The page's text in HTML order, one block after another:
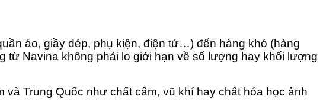
áo, giầy dép, phụ kiện, điện tử…) đến hàng khó (hàng
Navina không phải lo giới hạn về số lượng hay khối lượng
Trung Quốc như chất cấm, vũ khí hay chất hóa học ảnh